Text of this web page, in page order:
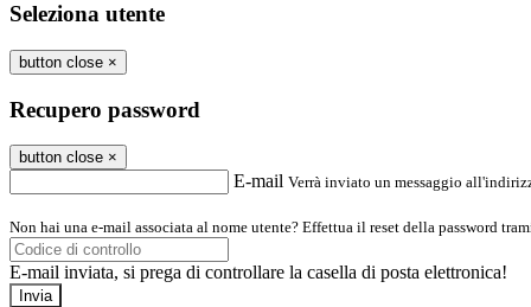
Seleziona utente
button close ×
Recupero password
button close ×
E-mail Verrà inviato un messaggio
Non hai una e-mail associata al nome utente? Effettua il reset della password
E-mail inviata, si prega di controllare la casella di posta elettronica!